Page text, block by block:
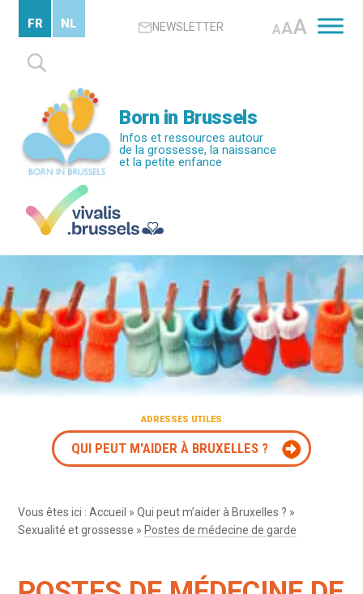
contenu
principal
NEWSLETTER AAA
Rechercher :
FR NL
Born in Brussels
Infos et ressources autour
de la grossesse, la naissance
et la petite enfance
ADRESSES UTILES
QUI PEUT M'AIDER À BRUXELLES ?
Vous êtes ici :Accueil »Qui peut m’aider à Bruxelles ? »
Sexualité et grossesse » Postes de médecine de garde